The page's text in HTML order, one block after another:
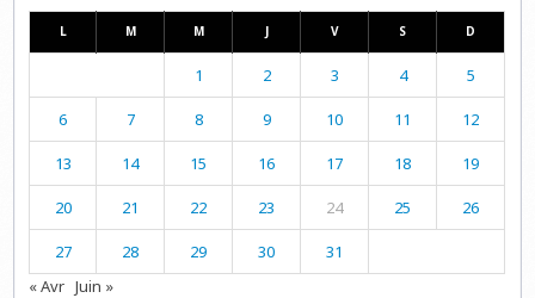
L M M J V S D
1 2 3 4 5
6 7 8 9 10 11 12
13 14 15 16 17 18 19
20 21 22 23 24 25 26
27 28 29 30
31
« Avr Juin »